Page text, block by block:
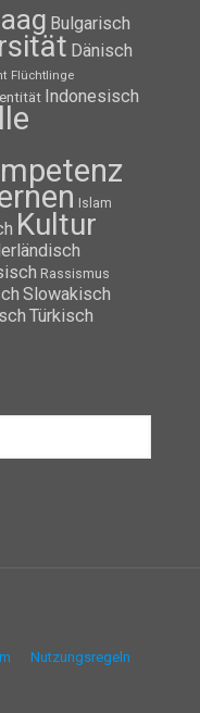
Bulgarisch
Dänisch
Flüchtlinge
Indonesisch
Islam
Kultur
Rassismus
Slowakisch
Türkisch
Nutzungsregeln